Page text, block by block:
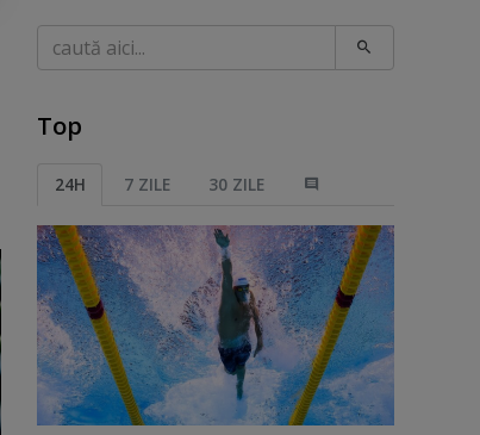
Caută
Top
24H 7 ZILE 30 ZILE